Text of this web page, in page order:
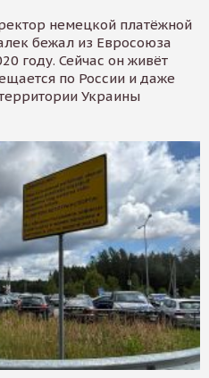
немецкой платёжной
бежал из Евросоюза
году. Сейчас он живёт
по России и даже
Украины